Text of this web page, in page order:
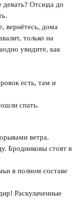
Отсюда до
дома
только на
увидите, как
есть, там и
спать.
ветра.
Бродниковы стоят в
в полном составе
Раскулаченные